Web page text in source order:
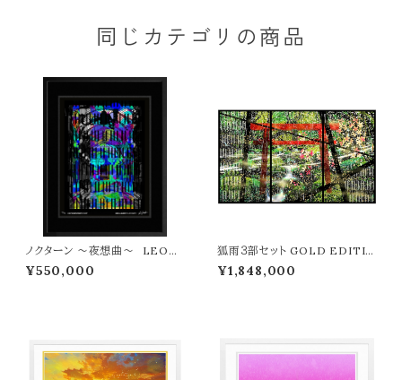
同じカテゴリの商品
ノクターン ～夜想曲～ LEON
TERASHIMA版画作品7作限定
（オンライン限定特典付き作品〉
¥550,000
狐雨３部セット GOLD EDITIO
N LEON TERASHIMA版画
作品11作限定 ウメキタホクシギ
¥1,848,000